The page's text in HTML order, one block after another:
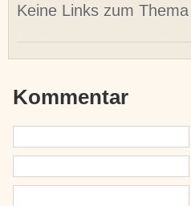
Keine Links zum Thema
Kommentar